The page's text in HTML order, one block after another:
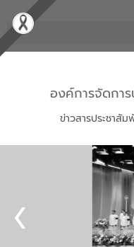
องค์การจัดการ
ข่าวสารประชาสั